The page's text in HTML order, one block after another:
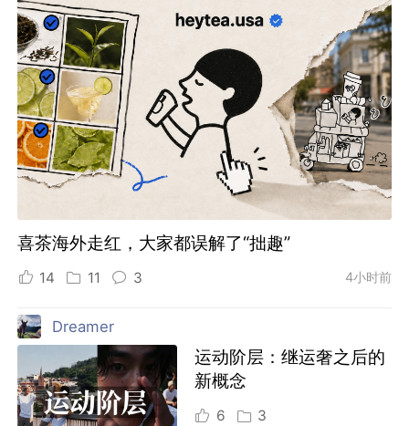
喜茶海外走红，大家都误解了“拙趣”
14 11 3 4小时前
Dreamer
运动阶层：继运奢之后的
新概念
6 3